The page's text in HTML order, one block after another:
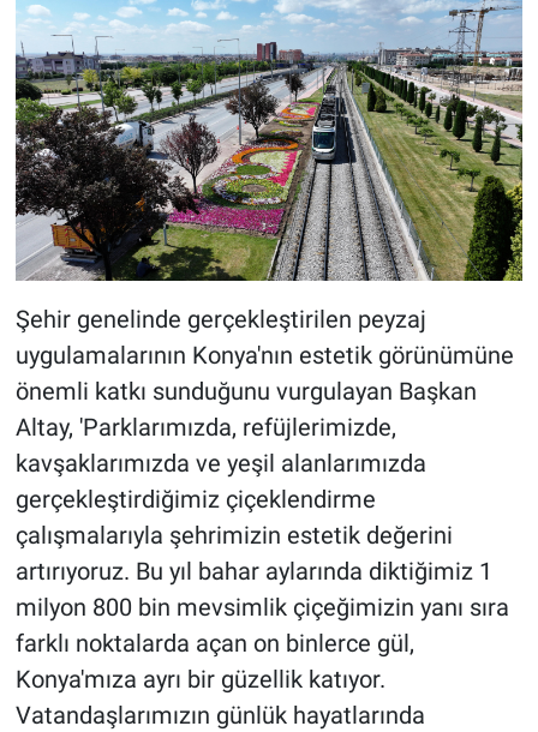
Şehir genelinde gerçekleştirilen peyzaj
uygulamalarının Konya'nın estetik görünümüne
önemli katkı sunduğunu vurgulayan Başkan
Altay, 'Parklarımızda, refüjlerimizde,
kavşaklarımızda ve yeşil alanlarımızda
gerçekleştirdiğimiz çiçeklendirme
çalışmalarıyla şehrimizin estetik değerini
artırıyoruz. Bu yıl bahar aylarında diktiğimiz 1
milyon 800 bin mevsimlik çiçeğimizin yanı sıra
farklı noktalarda açan on binlerce gül,
Konya'mıza ayrı bir güzellik katıyor.
Vatandaşlarımızın günlük hayatlarında